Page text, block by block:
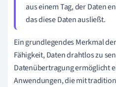
aus einem Tag, der Daten
das diese Daten ausließt.
Ein grundlegendes Merkmal
Fähigkeit, Daten drahtlos zu
Datenübertragung ermöglicht
Anwendungen, die mit